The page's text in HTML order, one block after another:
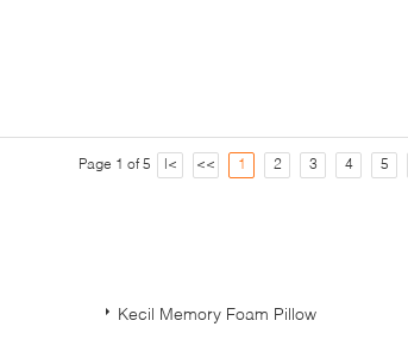
Page 1 of 5 |< << 1 2 3 4 5
Kecil Memory Foam Pillow